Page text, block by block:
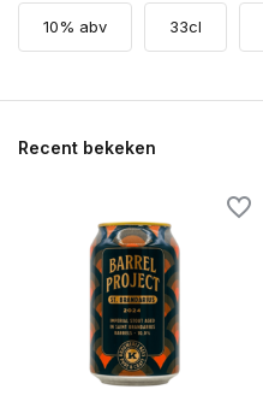
10% abv 33cl
Recent bekeken